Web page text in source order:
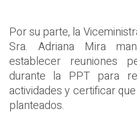
Por su parte, la
Sra. Adriana Mira
establecer reuniones
durante la PPT para
actividades y certificar
planteados.